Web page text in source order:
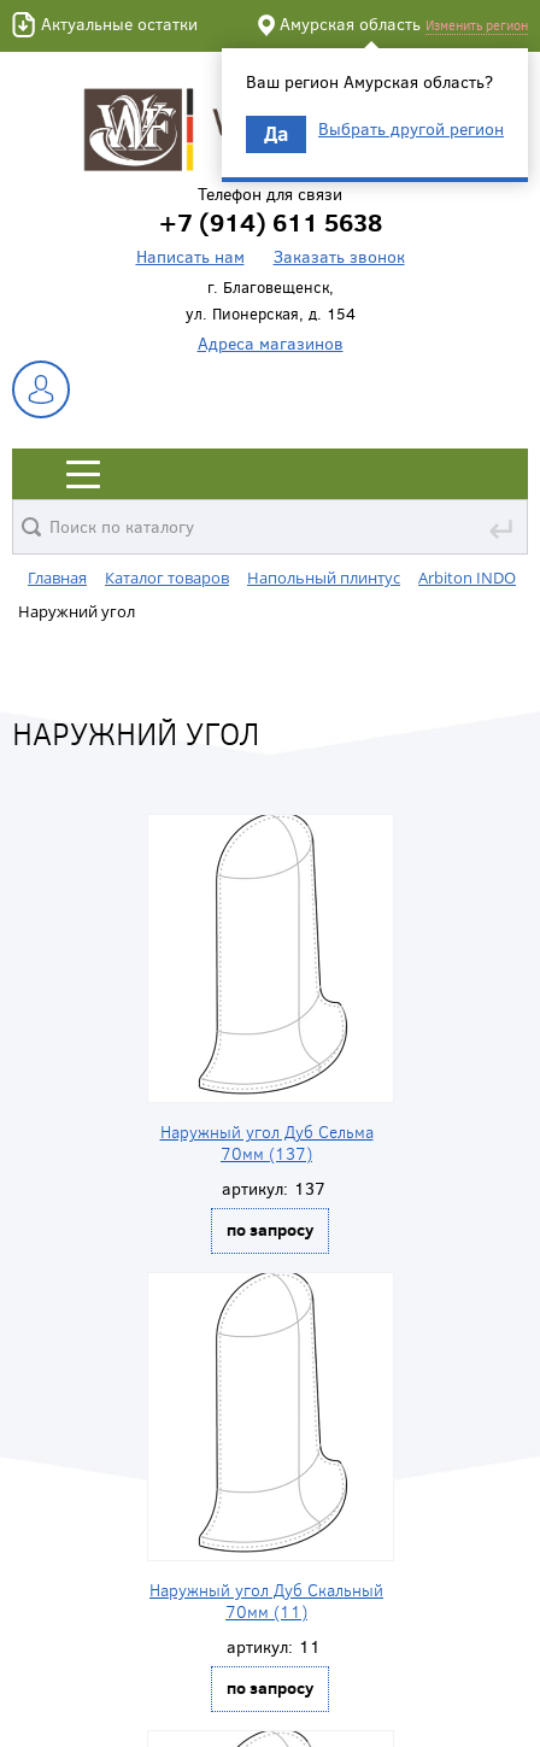
Актуальные остатки Амурская область Изменить регион
Ваш регион Амурская область?
Да Выбрать другой регион
Телефон для связи
+7 (914) 611 5638
Написать нам Заказать звонок
г. Благовещенск,
ул. Пионерская, д. 154
Адреса магазинов
↵
Главная Каталог товаров Напольный плинтус
Arbiton INDO
Наружний угол
НАРУЖНИЙ УГОЛ
Наружный угол Дуб Сельма
70мм (137)
артикул: 137
по запросу
Наружный угол Дуб Скальный
70мм (11)
артикул: 11
по запросу